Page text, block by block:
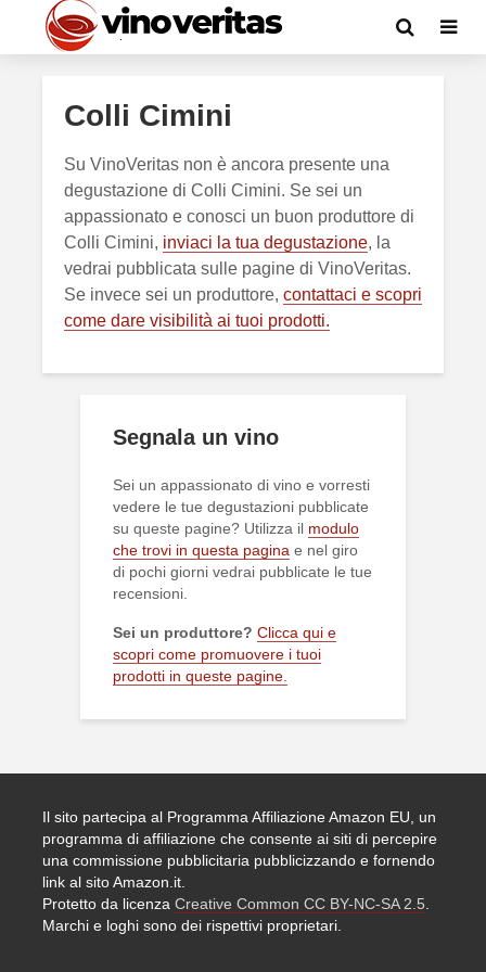
Colli Cimini
Su VinoVeritas non è ancora presente una
degustazione di Colli Cimini. Se sei un
appassionato e conosci un buon produttore di
Colli Cimini, inviaci la tua degustazione, la
vedrai pubblicata sulle pagine di VinoVeritas.
Se invece sei un produttore, contattaci e scopri
come dare visibilità ai tuoi prodotti.
Segnala un vino
Sei un appassionato di vino e vorresti
vedere le tue degustazioni pubblicate
su queste pagine? Utilizza il modulo
che trovi in questa pagina e nel giro
di pochi giorni vedrai pubblicate le tue
recensioni.
Sei un produttore? Clicca qui e
scopri come promuovere i tuoi
prodotti in queste pagine.
Il sito partecipa al Programma Affiliazione Amazon EU, un
programma di affiliazione che consente ai siti di percepire
una commissione pubblicitaria pubblicizzando e fornendo
link al sito Amazon.it.
Protetto da licenza Creative Common CC BY-NC-SA 2.5
Marchi e loghi sono dei rispettivi proprietari.